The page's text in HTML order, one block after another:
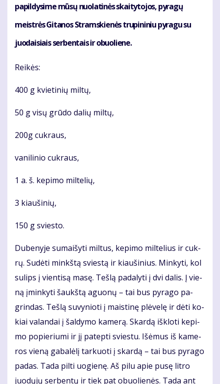
pa­pil­dy­si­me mū­sų nuo­la­ti­nės skai­ty­to­jos, py­ra­gų
meist­rės Gi­ta­nos Strams­kie­nės tru­pi­ni­niu py­ra­gu su
juo­dai­siais ser­ben­tais ir obuo­lie­ne.
Rei­kės:
400 g kvie­ti­nių mil­tų,
50 g vi­sų grū­do da­lių mil­tų,
200g cuk­raus,
va­ni­li­nio cuk­raus,
1 a. š. ke­pi­mo mil­te­lių,
3 kiau­ši­nių,
150 g svies­to.
Du­be­ny­je su­mai­šy­ti mil­tus, ke­pi­mo mil­te­lius ir cuk­
rų. Su­dė­ti minkš­tą svies­tą ir kiau­ši­nius. Min­ky­ti, kol
su­lips į vien­ti­są ma­sę. Teš­lą pa­da­ly­ti į dvi da­lis. Į vie­
ną įmin­ky­ti šaukš­tą aguo­nų – tai bus py­ra­go pa­
grin­das. Teš­lą su­vy­nio­ti į mais­ti­nę plė­ve­lę ir dė­ti ko­
kiai va­lan­dai į šal­dy­mo ka­me­rą. Skar­dą iš­klo­ti ke­pi­
mo po­pie­riu­mi ir jį pa­tep­ti svies­tu. Iš­ėmus iš ka­me­
ros vie­ną ga­ba­lė­lį tar­kuo­ti į skar­dą – tai bus py­ra­go
pa­das. Ta­da pil­ti uo­gie­nę. Aš pi­lu apie pu­sę lit­ro
juo­dų­jų ser­ben­tų ir tiek pat obuo­lie­nės. Ta­da ant